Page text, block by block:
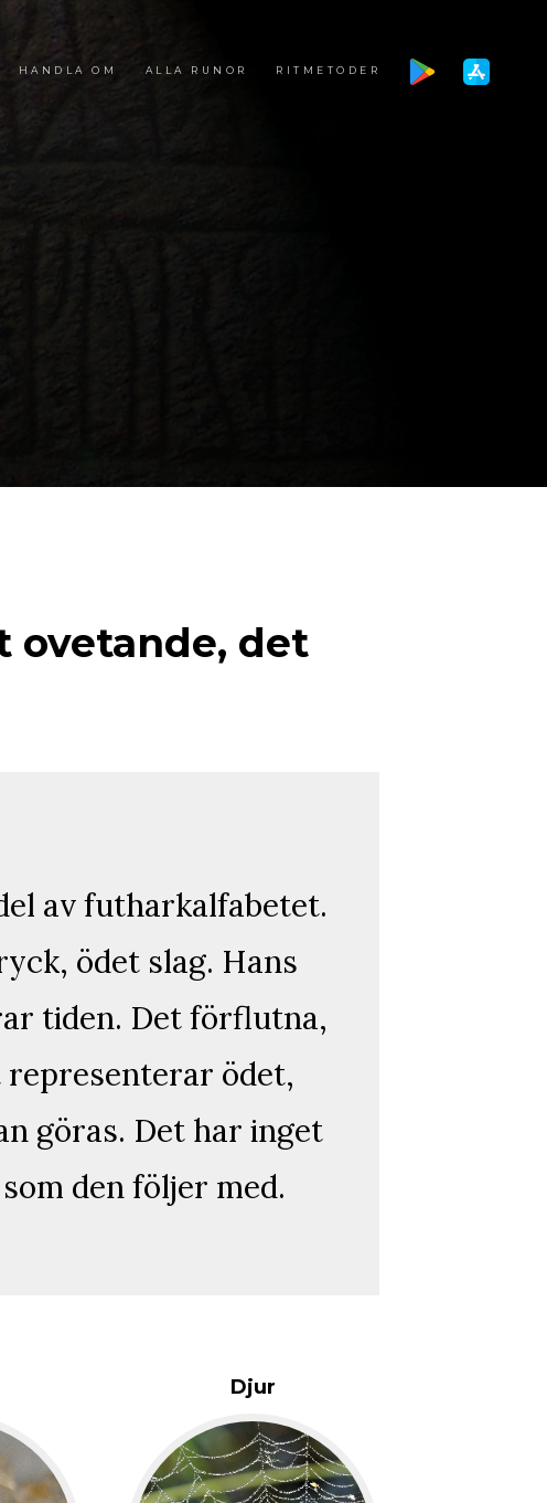
HANDLA OM ALLA RUNOR RITMETODER
ovetande, det
av futharkalfabetet.
ödet slag. Hans
tiden. Det förflutna,
representerar ödet,
göras. Det har inget
den följer med.
Djur